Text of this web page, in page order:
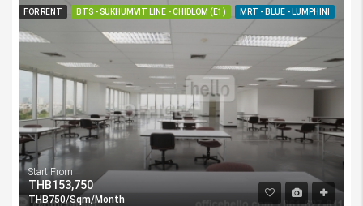
FOR RENT BTS - SUKHUMVIT LINE - CHIDLOM (E1) MRT - BLUE - LUMPHINI
Start From
THB153,750
THB750/Sqm/Month